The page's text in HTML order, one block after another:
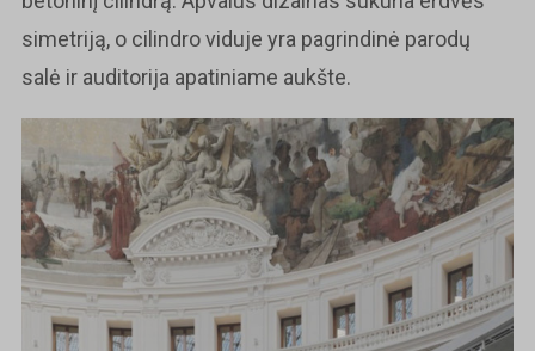
simetriją, o cilindro viduje yra pagrindinė parodų
salė ir auditorija apatiniame aukšte.